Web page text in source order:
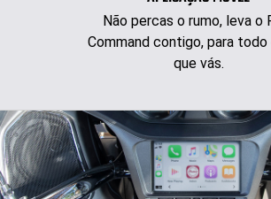
Não percas o rumo, leva o
Command contigo, para todo
que vás.